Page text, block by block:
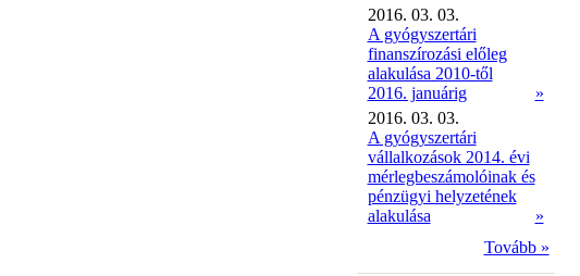
2016. 03. 03.
A gyógyszertári
finanszírozási előleg
alakulása 2010-től
2016. januárig
»
2016. 03. 03.
A gyógyszertári
vállalkozások 2014. évi
mérlegbeszámolóinak és
pénzügyi helyzetének
alakulása
»
Tovább »